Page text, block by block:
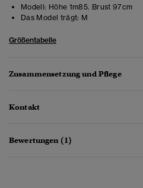
Modell: Höhe 1m85. Brust 97cm
Das Model trägt: M
Größentabelle
Zusammensetzung und Pflege
Kontakt
Bewertungen (1)